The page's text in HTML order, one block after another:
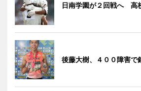
日南学園が２回戦へ 高
後藤大樹、４００障害で